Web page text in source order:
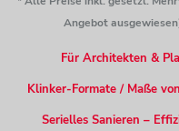
Angebot
Für Architekten &
Klinker-Formate / Maße
Serielles Sanieren –